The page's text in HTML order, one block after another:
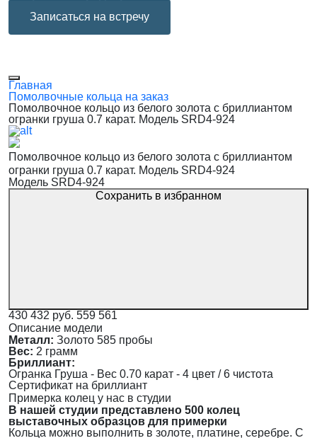
Записаться на встречу
Главная
Помолвочные кольца на заказ
Помолвочное кольцо из белого золота с бриллиантом
огранки груша 0.7 карат. Модель SRD4-924
Помолвочное кольцо из белого золота с бриллиантом
огранки груша 0.7 карат. Модель SRD4-924
Модель SRD4-924
Сохранить в избранном
430 432 руб. 559 561
Описание модели
Металл: Золото 585 пробы
Вес: 2 грамм
Бриллиант:
Огранка Груша - Вес 0.70 карат - 4 цвет / 6 чистота
Сертификат на бриллиант
Примерка колец у нас в студии
В нашей студии представлено 500 колец
выставочных образцов для примерки
Кольца можно выполнить в золоте, платине, серебре. С